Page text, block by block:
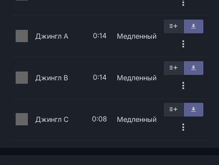
Джингл A 0:14 Медленный
Джингл B 0:14 Медленный
Джингл C 0:08 Медленный